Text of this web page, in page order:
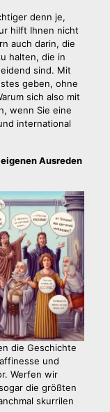
denn je,
hilft Ihnen nicht
auch darin, die
halten, die in
sind. Mit
geben, ohne
sich also mit
wenn Sie eine
international
Ausreden
die Geschichte
und
Werfen wir
die größten
skurrilen